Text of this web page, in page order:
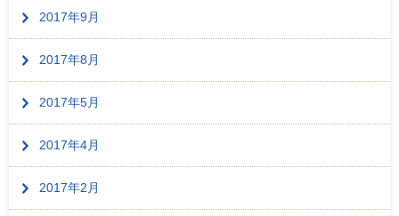
2017年9月
2017年8月
2017年5月
2017年4月
2017年2月